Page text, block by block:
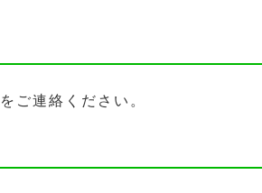
ご連絡ください。